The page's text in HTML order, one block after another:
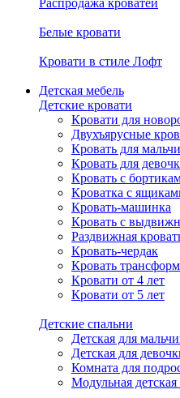
Распродажа кроватей
Белые кровати
Кровати в стиле Лофт
Детская мебель
Детские кровати
Кровати для
Двухъярусные
Кровать для
Кровать для
Кровать с
Кроватка с
Кровать-машинка
Кровать с
Раздвижная
Кровать-чердак
Кровать
Кровати от 4 лет
Кровати от 5 лет
Детские спальни
Детская для
Детская для
Комната для
Модульная детская